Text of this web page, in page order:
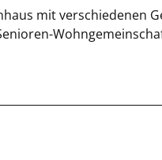
mit verschiedenen